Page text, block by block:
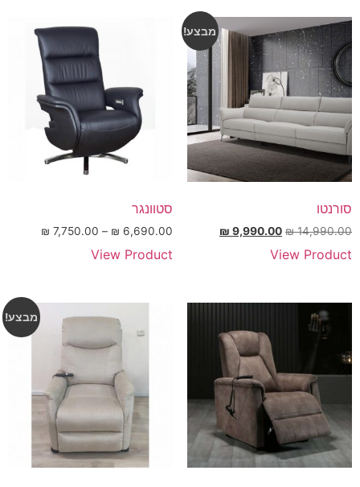
מבצע!
סורנטו
₪14,990.00
₪ 9,990.00
View Product
סטוונגר
₪ 6,690.00
–
₪ 7,750.00
View Product
מבצע!